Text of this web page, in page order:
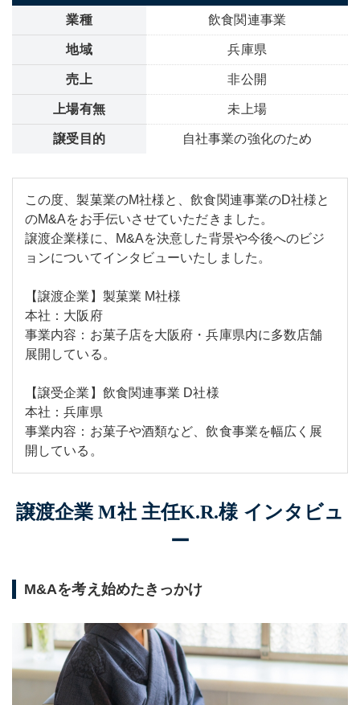
業種 飲食関連事業
地域 兵庫県
売上 非公開
上場有無 未上場
譲受目的 自社事業の強化のため
この度、製菓業のM社様と、飲食関連事業のD社様と
のM&Aをお手伝いさせていただきました。
譲渡企業様に、M&Aを決意した背景や今後へのビジ
ョンについてインタビューいたしました。
【譲渡企業】製菓業 M社様
本社：大阪府
事業内容：お菓子店を大阪府・兵庫県内に多数店舗
展開している。
【譲受企業】飲食関連事業 D社様
本社：兵庫県
事業内容：お菓子や酒類など、飲食事業を幅広く展
開している。
譲渡企業 M社 主任K.R.様 インタビュ
ー
M&Aを考え始めたきっかけ